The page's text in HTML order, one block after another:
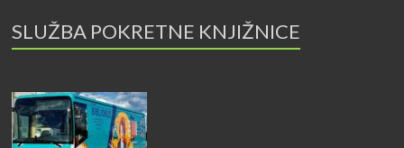
SLUŽBA POKRETNE KNJIŽNICE